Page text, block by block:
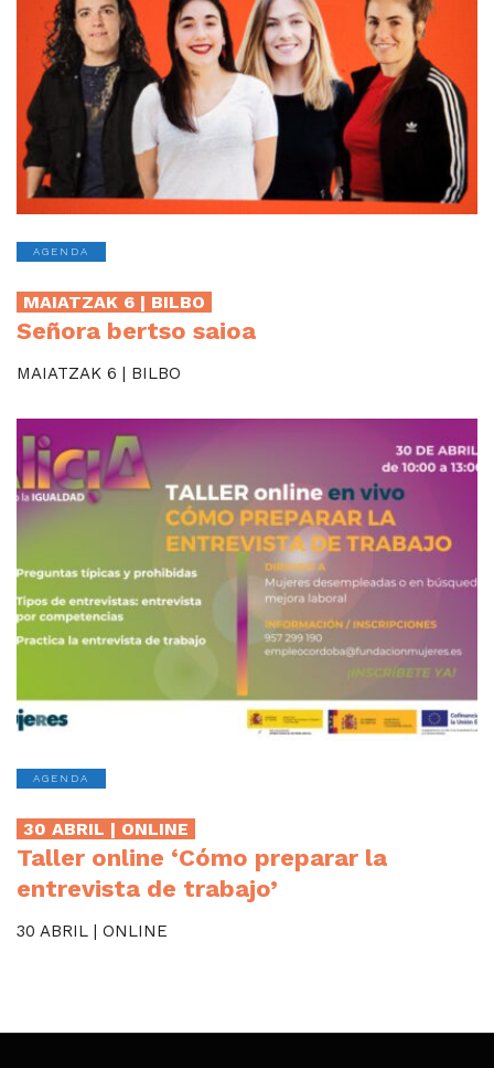
AGENDA
MAIATZAK 6 | BILBO
Señora bertso saioa
MAIATZAK 6 | BILBO
AGENDA
30 ABRIL | ONLINE
Taller online ‘Cómo preparar la
entrevista de trabajo’
30 ABRIL | ONLINE